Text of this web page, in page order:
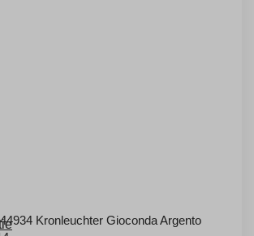
Kronleuchter Gioconda Argento